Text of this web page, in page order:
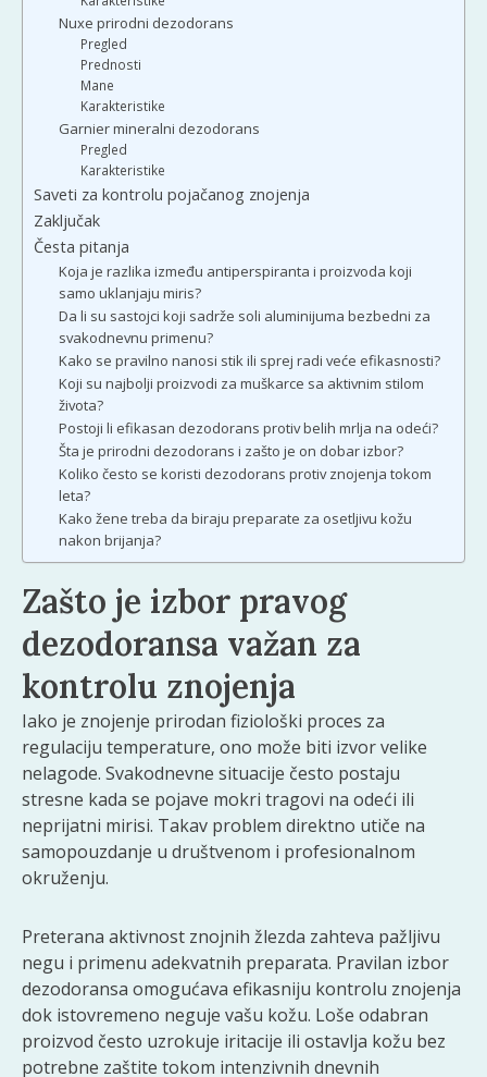
Nuxe prirodni dezodorans
Pregled
Prednosti
Mane
Karakteristike
Garnier mineralni dezodorans
Pregled
Karakteristike
Saveti za kontrolu pojačanog znojenja
Zaključak
Česta pitanja
Koja je razlika između antiperspiranta i proizvoda koji
samo uklanjaju miris?
Da li su sastojci koji sadrže soli aluminijuma bezbedni za
svakodnevnu primenu?
Kako se pravilno nanosi stik ili sprej radi veće efikasnosti?
Koji su najbolji proizvodi za muškarce sa aktivnim stilom
života?
Postoji li efikasan dezodorans protiv belih mrlja na odeći?
Šta je prirodni dezodorans i zašto je on dobar izbor?
Koliko često se koristi dezodorans protiv znojenja tokom
leta?
Kako žene treba da biraju preparate za osetljivu kožu
nakon brijanja?
Zašto je izbor pravog
dezodoransa važan za
kontrolu znojenja
Iako je znojenje prirodan fiziološki proces za
regulaciju temperature, ono može biti izvor velike
nelagode. Svakodnevne situacije često postaju
stresne kada se pojave mokri tragovi na odeći ili
neprijatni mirisi. Takav problem direktno utiče na
samopouzdanje u društvenom i profesionalnom
okruženju.
Preterana aktivnost znojnih žlezda zahteva pažljivu
negu i primenu adekvatnih preparata. Pravilan izbor
dezodoransa omogućava efikasniju kontrolu znojenja
dok istovremeno neguje vašu kožu. Loše odabran
proizvod često uzrokuje iritacije ili ostavlja kožu bez
potrebne zaštite tokom intenzivnih dnevnih